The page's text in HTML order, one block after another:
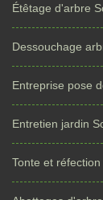
Étêtage d'arbre
Dessouchage
Entreprise pose
Entretien jardin
Tonte et